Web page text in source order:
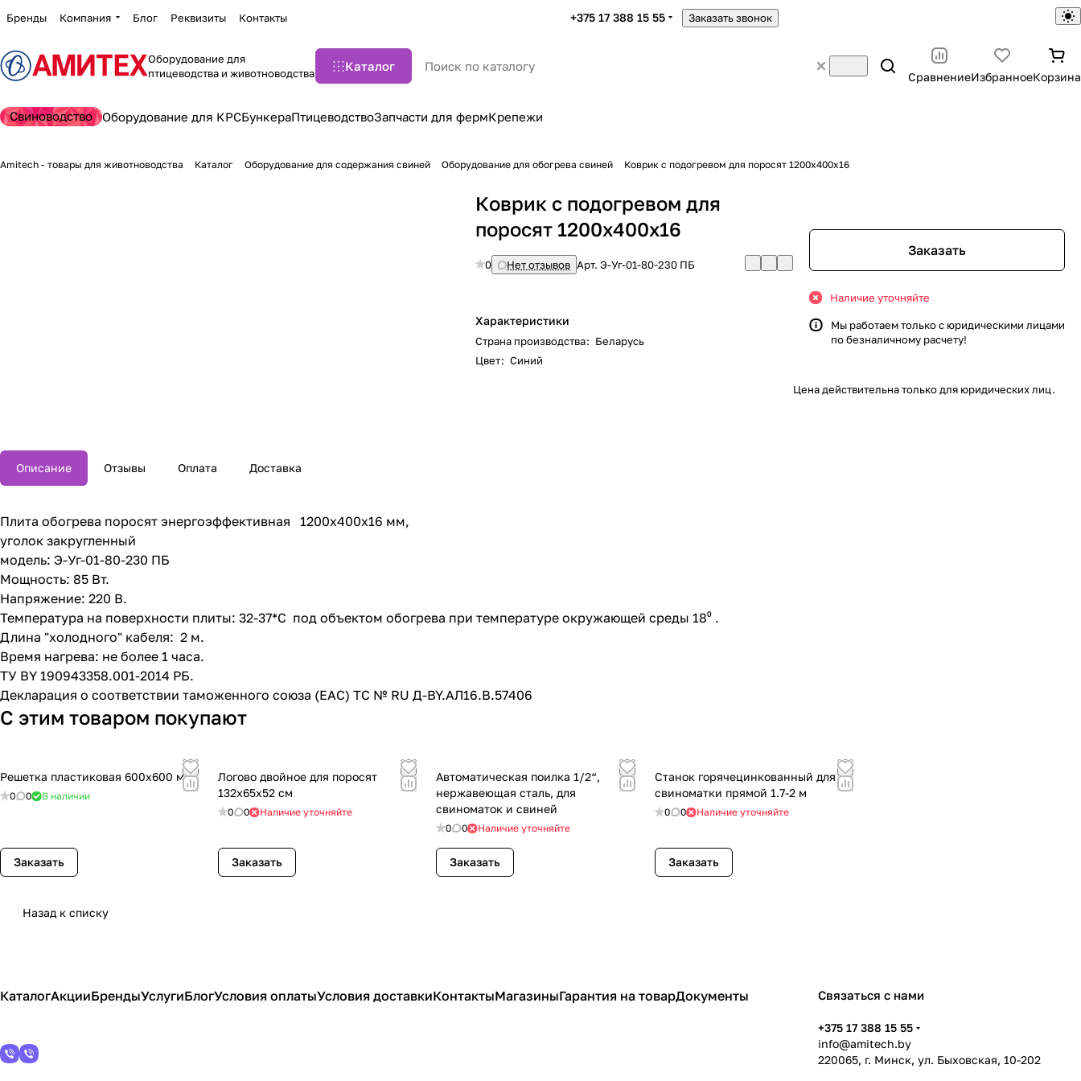
Бренды Компания Блог Реквизиты Контакты +375 17 388 15 55 Заказать звонок
Оборудование для
птицеводства и животноводства
Каталог
СравнениеИзбранноеКорзина
Свиноводство Оборудование для КРСБункераПтицеводствоЗапчасти для фермКрепежи
Amitech - товары для животноводства Каталог Оборудование для содержания свиней Оборудование для обогрева свиней Коврик с подогревом для поросят 1200х400х16
Коврик с подогревом для
поросят 1200х400х16
0 Нет отзывов Арт.Э-Уг-01-80-230 ПБ
Характеристики
Страна производства: Беларусь
Цвет: Синий
Заказать
Наличие уточняйте
Мы работаем только с юридическими лицами
по безналичному расчету!
Цена действительна только для юридических лиц.
Описание Отзывы Оплата Доставка
Плита обогрева поросят энергоэффективная 1200х400х16 мм,
уголок закругленный
модель: Э-Уг-01-80-230 ПБ
Мощность: 85 Вт.
Напряжение: 220 В.
Температура на поверхности плиты: 32-37*С под объектом обогрева при температуре окружающей среды 18⁰ .
Длина "холодного" кабеля: 2 м.
Время нагрева: не более 1 часа.
ТУ ВY 190943358.001-2014 РБ.
Декларация о соответствии таможенного союза (ЕАС) ТС № RU Д-BY.АЛ16.B.57406
С этим товаром покупают
Решетка пластиковая 600х600 мм
0 0 В наличии
Заказать
Логово двойное для поросят
132х65х52 см
0 0 Наличие уточняйте
Заказать
Автоматическая поилка 1/2“,
нержавеющая сталь, для
свиноматок и свиней
0 0 Наличие уточняйте
Заказать
Станок горячецинкованный для
свиноматки прямой 1.7-2 м
0 0 Наличие уточняйте
Заказать
Назад к списку
КаталогАкцииБрендыУслугиБлогУсловия оплатыУсловия доставкиКонтактыМагазиныГарантия на товарДокументы Связаться с нами
+375 17 388 15 55
info@amitech.by
220065, г. Минск, ул. Быховская, 10-202